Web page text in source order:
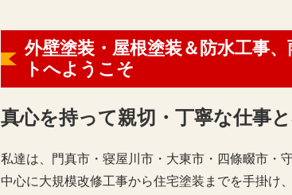
外壁塗装・屋根塗装＆防水工事
トへようこそ
真心を持って親切・丁寧な仕事
私達は、門真市・寝屋川市・大東市・四條畷市・
中心に大規模改修工事から住宅塗装までを手掛け